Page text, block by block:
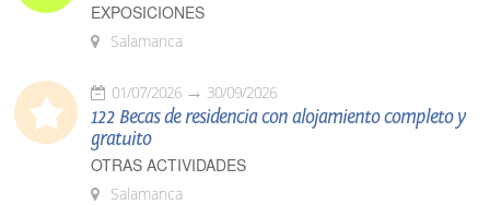
EXPOSICIONES
Salamanca
01/07/2026 30/09/2026
122 Becas de residencia con alojamiento completo y
gratuito
OTRAS ACTIVIDADES
Salamanca